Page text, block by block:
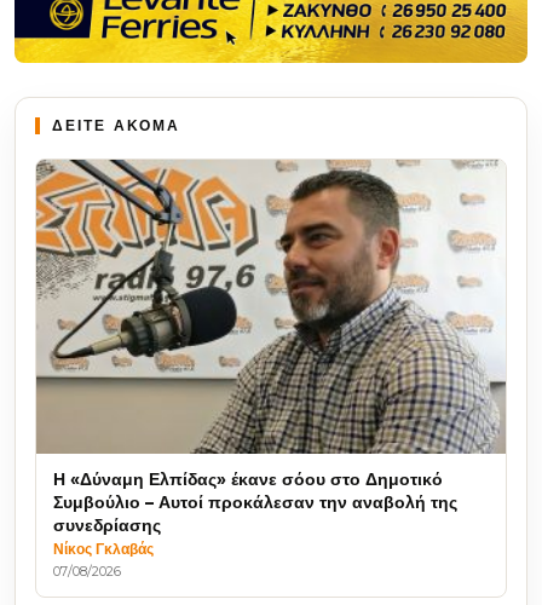
ΔΕΙΤΕ ΑΚΟΜΑ
Η «Δύναμη Ελπίδας» έκανε σόου στο Δημοτικό
Συμβούλιο – Αυτοί προκάλεσαν την αναβολή της
συνεδρίασης
Νίκος Γκλαβάς
07/08/2026